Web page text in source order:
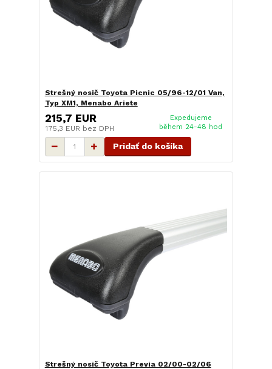
Strešný nosič Toyota Picnic 05/96-12/01 Van,
Typ XM1, Menabo Ariete
215,7 EUR
175,3 EUR bez DPH
Expedujeme
během 24-48 hod
Pridať do košíka
Strešný nosič Toyota Previa 02/00-02/06